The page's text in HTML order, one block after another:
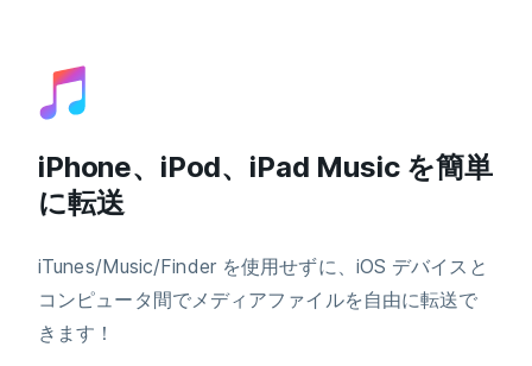
iPhone、iPod、iPad Music を簡単
に転送
iTunes/Music/Finder を使用せずに、iOS デバイスと
コンピュータ間でメディアファイルを自由に転送で
きます！